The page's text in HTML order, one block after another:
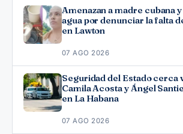
Amenazan a madre cubana
agua por denunciar la falta
en Lawton
07 AGO 2026
Seguridad del Estado cerca
Camila Acosta y Ángel
en La Habana
07 AGO 2026